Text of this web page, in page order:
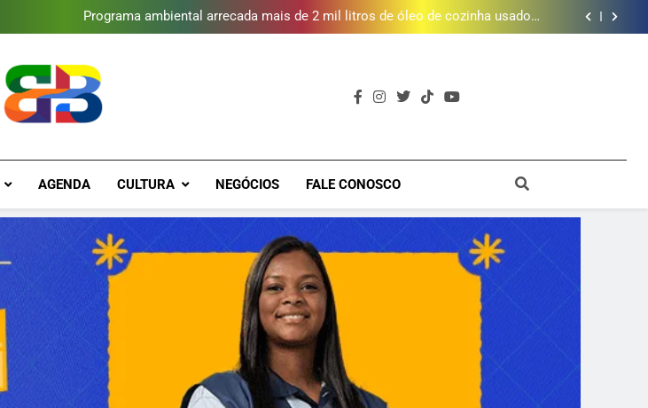
Fluminense
Programa ambiental arrecada mais de 2 mil litros de óleo de cozinha usado e
amplia rede de coleta em 18 municípios
Novo Sesc Duque de Caxias terá piscina, quadra esportiva e diversos serviços
Gomeia Galpão Criativo abre inscrições para Escola Livre de Artes da Baixada
Programa ambiental arrecada mais de 2 mil litros de óleo de cozinha usado e
amplia rede de coleta em 18 municípios
Novo Sesc Duque de Caxias terá piscina, quadra esportiva e diversos serviços
Vendaval atinge Escola Fábrica dos Atores, referência cultural da Baixada, e
Gomeia Galpão Criativo abre inscrições para Escola Livre de Artes da Baixada
Brava Baixada
AGENDA CULTURA NEGÓCIOS FALE CONOSCO